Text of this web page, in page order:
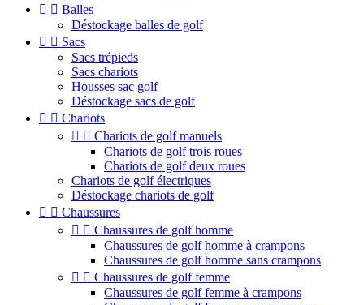
  Balles
Déstockage balles de golf
  Sacs
Sacs trépieds
Sacs chariots
Housses sac golf
Déstockage sacs de golf
  Chariots
  Chariots de golf manuels
Chariots de golf trois roues
Chariots de golf deux roues
Chariots de golf électriques
Déstockage chariots de golf
  Chaussures
  Chaussures de golf homme
Chaussures de golf homme à crampons
Chaussures de golf homme sans crampons
  Chaussures de golf femme
Chaussures de golf femme à crampons